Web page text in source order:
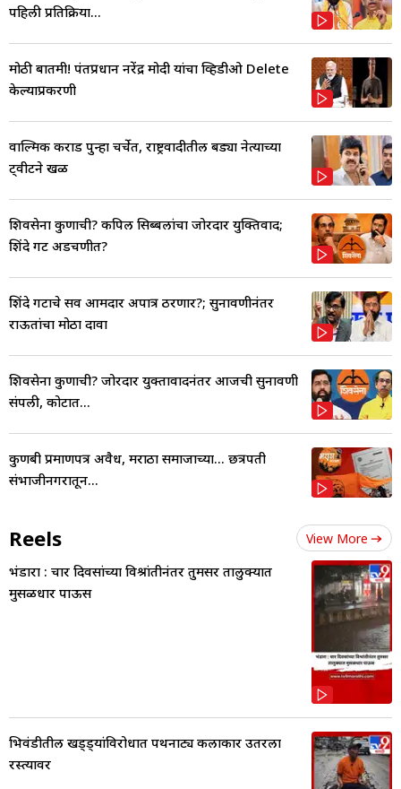
पहिली प्रतिक्रिया...
मोठी बातमी! पंतप्रधान नरेंद्र मोदी यांचा व्हिडीओ Delete
केल्याप्रकरणी
वाल्मिक कराड पुन्हा चर्चेत, राष्ट्रवादीतील बड्या नेत्याच्या
ट्वीटने खळ
शिवसेना कुणाची? कपिल सिब्बलांचा जोरदार युक्तिवाद;
शिंदे गट अडचणीत?
शिंदे गटाचे सर्व आमदार अपात्र ठरणार?; सुनावणीनंतर
राऊतांचा मोठा दावा
शिवसेना कुणाची? जोरदार युक्तावादनंतर आजची सुनावणी
संपली, कोर्टात...
कुणबी प्रमाणपत्र अवैध, मराठा समाजाच्या... छत्रपती
संभाजीनगरातून...
Reels View More
भंडारा : चार दिवसांच्या विश्रांतीनंतर तुमसर तालुक्यात
मुसळधार पाऊस
भिवंडीतील खड्ड्यांविरोधात पथनाट्य कलाकार उतरला
रस्त्यावर